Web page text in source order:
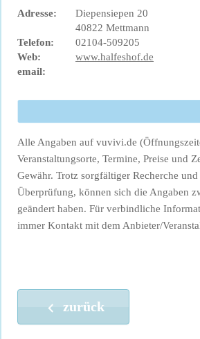
Adresse:
Diepensiepen 20
40822 Mettmann
Telefon:
02104-509205
Web:
www.halfeshof.de
email:
Alle Angaben auf vuvivi.de
Veranstaltungsorte, Termine, Preise und
Gewähr. Trotz sorgfältiger Recherche
Überprüfung, können sich die Angaben
geändert haben. Für verbindliche
immer Kontakt mit dem Anbieter/
zurück